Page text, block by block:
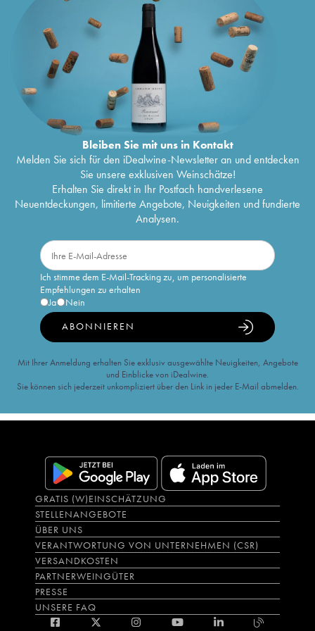
Bleiben Sie mit uns in Kontakt
Melden Sie sich für den iDealwine-Newsletter an und entdecken
Sie unsere exklusiven Weinschätze!
Erhalten Sie direkt in Ihr Postfach handverlesene
Neuentdeckungen, limitierte Angebote, Neuigkeiten und fundierte
Analysen.
Ich stimme dem E-Mail-Tracking zu, um personalisierte
Empfehlungen zu erhalten
Ja
Nein
ABONNIEREN
Mit Ihrer Anmeldung erhalten Sie exklusiv ausgewählte Neuigkeiten, Angebote
und Einblicke von iDealwine.
Sie können sich jederzeit unkompliziert über den Link in jeder E-Mail abmelden.
GRATIS (W)EINSCHÄTZUNG
STELLENANGEBOTE
ÜBER UNS
VERANTWORTUNG VON UNTERNEHMEN (CSR)
VERSANDKOSTEN
PARTNERWEINGÜTER
PRESSE
UNSERE FAQ